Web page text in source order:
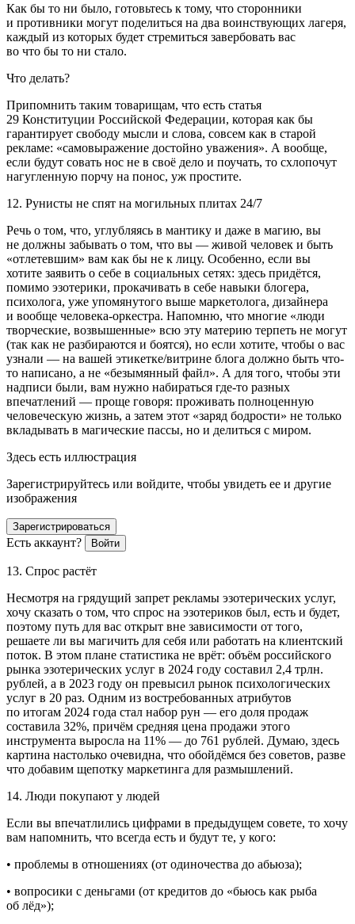
Как бы то ни было, готовьтесь к тому, что сторонники
и противники могут поделиться на два воинствующих лагеря,
каждый из которых будет стремиться завербовать вас
во что бы то ни стало.
Что делать?
Припомнить таким товарищам, что есть статья
29 Конституции Российской Федерации, которая как бы
гарантирует свободу мысли и слова, совсем как в старой
рекламе: «самовыражение достойно уважения». А вообще,
если будут совать нос не в своё дело и поучать, то схлопочут
нагугленную порчу на понос, уж простите.
12. Рунисты не спят на могильных плитах 24/7
Речь о том, что, углубляясь в мантику и даже в магию, вы
не должны забывать о том, что вы — живой человек и быть
«отлетевшим» вам как бы не к лицу. Особенно, если вы
хотите заявить о себе в социальных сетях: здесь придётся,
помимо эзотерики, прокачивать в себе навыки блогера,
психолога, уже упомянутого выше маркетолога, дизайнера
и вообще человека-оркестра. Напомню, что многие «люди
творческие, возвышенные» всю эту материю терпеть не могут
(так как не разбираются и боятся), но если хотите, чтобы о вас
узнали — на вашей этикетке/витрине блога должно быть что-
то написано, а не «безымянный файл». А для того, чтобы эти
надписи были, вам нужно набираться где-то разных
впечатлений — проще говоря: проживать полноценную
человеческую жизнь, а затем этот «заряд бодрости» не только
вкладывать в магические пассы, но и делиться с миром.
Здесь есть иллюстрация
Зарегистрируйтесь или войдите, чтобы увидеть ее и другие
изображения
Зарегистрироваться
Есть аккаунт? Войти
13. Спрос растёт
Несмотря на грядущий запрет рекламы эзотерических услуг,
хочу сказать о том, что спрос на эзотериков был, есть и будет,
поэтому путь для вас открыт вне зависимости от того,
решаете ли вы магичить для себя или работать на клиентский
поток. В этом плане статистика не врёт: объём российского
рынка эзотерических услуг в 2024 году составил 2,4 трлн.
рублей, а в 2023 году он превысил рынок психологических
услуг в 20 раз. Одним из востребованных атрибутов
по итогам 2024 года стал набор рун — его доля продаж
составила 32%, причём средняя цена продажи этого
инструмента выросла на 11% — до 761 рублей. Думаю, здесь
картина настолько очевидна, что обойдёмся без советов, разве
что добавим щепотку маркетинга для размышлений.
14. Люди покупают у людей
Если вы впечатлились цифрами в предыдущем совете, то хочу
вам напомнить, что всегда есть и будут те, у кого:
• проблемы в отношениях (от одиночества до абьюза);
• вопросики с деньгами (от кредитов до «бьюсь как рыба
об лёд»);